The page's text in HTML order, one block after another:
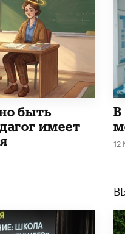
быть
имеет
В
12